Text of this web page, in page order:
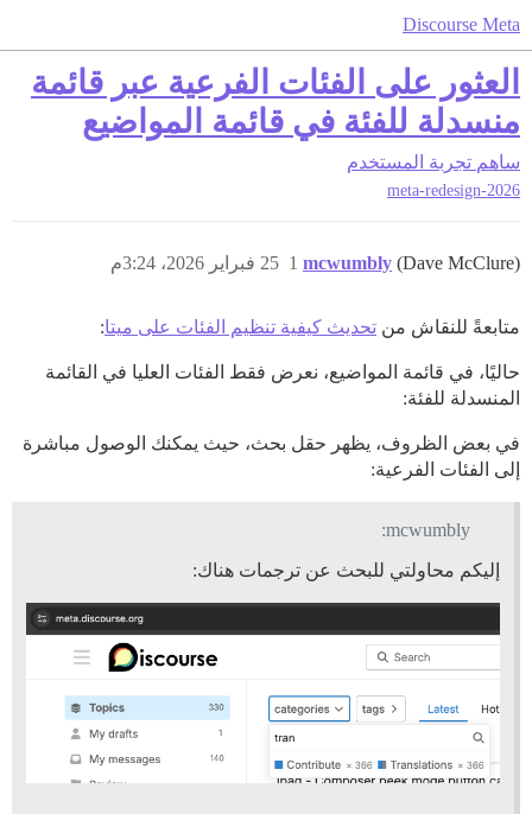
Discourse Meta
العثور على الفئات الفرعية عبر قائمة
منسدلة للفئة في قائمة المواضيع
ساهم تجربة المستخدم
meta-redesign-2026
mcwumbly (Dave McClure) 25 فبراير 2026، 3:24م 1
متابعةً للنقاش من تحديث كيفية تنظيم الفئات على ميتا:
حاليًا، في قائمة المواضيع، نعرض فقط الفئات العليا في القائمة
المنسدلة للفئة:
في بعض الظروف، يظهر حقل بحث، حيث يمكنك الوصول مباشرة
إلى الفئات الفرعية:
mcwumbly:
إليكم محاولتي للبحث عن ترجمات هناك: